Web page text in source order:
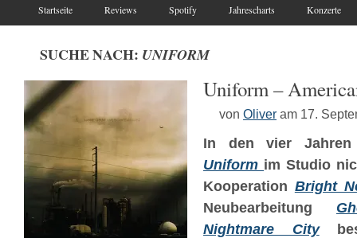
Startseite Reviews Spotify Jahrescharts Konzerte
SUCHE NACH: UNIFORM
Uniform –
von Oliver am 17.
In den vier
Uniform im Studio
Kooperation Bright
Neubearbeitung
Nightmare City